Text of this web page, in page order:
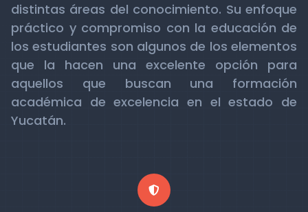
distintas áreas del conocimiento. Su enfoque
práctico y compromiso con la educación de
los estudiantes son algunos de los elementos
que la hacen una excelente opción para
aquellos que buscan una formación
académica de excelencia en el estado de
Yucatán.